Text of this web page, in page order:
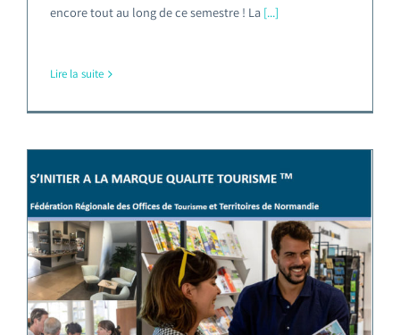
encore tout au long de ce semestre ! La[...]
Lire la suite